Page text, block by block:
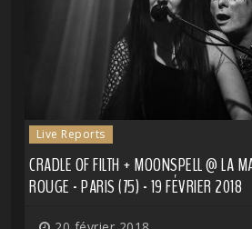
Live Reports
CRADLE OF FILTH + MOONSPELL @ LA
ROUGE - PARIS (75) - 19 FÉVRIER 2018